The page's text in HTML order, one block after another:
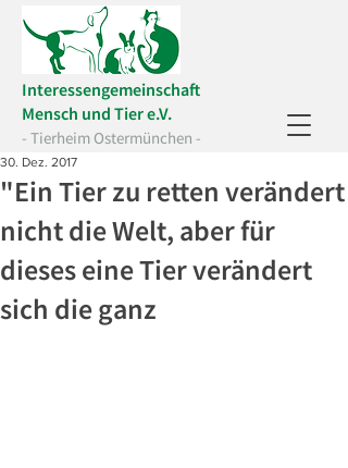
Interessengemeinschaft
Mensch und Tier e.V.
- Tierheim Ostermünchen -
"Ein Tier zu retten verändert
nicht die Welt, aber für
dieses eine Tier verändert
sich die ganz
30. Dez. 2017